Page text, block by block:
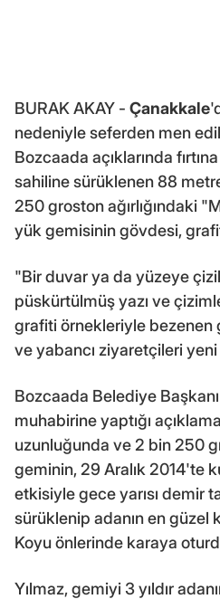
BURAK AKAY - Çanakkale
nedeniyle seferden men
Bozcaada açıklarında
sahiline sürüklenen 88
250 groston ağırlığındaki
yük gemisinin gövdesi,
"Bir duvar ya da yüzeye
püskürtülmüş yazı ve
grafiti örnekleriyle bezenen
ve yabancı ziyaretçileri yeni
Bozcaada Belediye
muhabirine yaptığı
uzunluğunda ve 2 bin 250
geminin, 29 Aralık 2014'te
etkisiyle gece yarısı demir
sürüklenip adanın en güzel
Koyu önlerinde karaya
Yılmaz, gemiyi 3 yıldır